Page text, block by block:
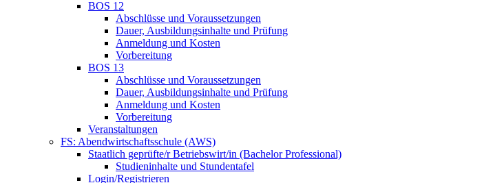
BOS 12
Abschlüsse und Voraussetzungen
Dauer, Ausbildungsinhalte und Prüfung
Anmeldung und Kosten
Vorbereitung
BOS 13
Abschlüsse und Voraussetzungen
Dauer, Ausbildungsinhalte und Prüfung
Anmeldung und Kosten
Vorbereitung
Veranstaltungen
FS: Abendwirtschaftsschule (AWS)
Staatlich geprüfte/r Betriebswirt/in (Bachelor Professional)
Studieninhalte und Stundentafel
Login/Registrieren